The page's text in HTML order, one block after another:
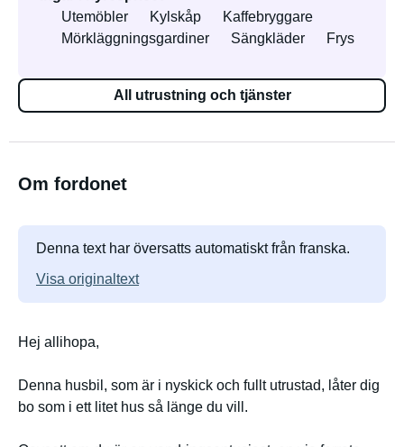
Utemöbler
Kylskåp
Kaffebryggare
Mörkläggningsgardiner
Sängkläder Frys
All utrustning och tjänster
Om fordonet
Denna text har översatts automatiskt från franska.
Visa originaltext
Hej allihopa,
Denna husbil, som är i nyskick och fullt utrustad, låter dig
bo som i ett litet hus så länge du vill.